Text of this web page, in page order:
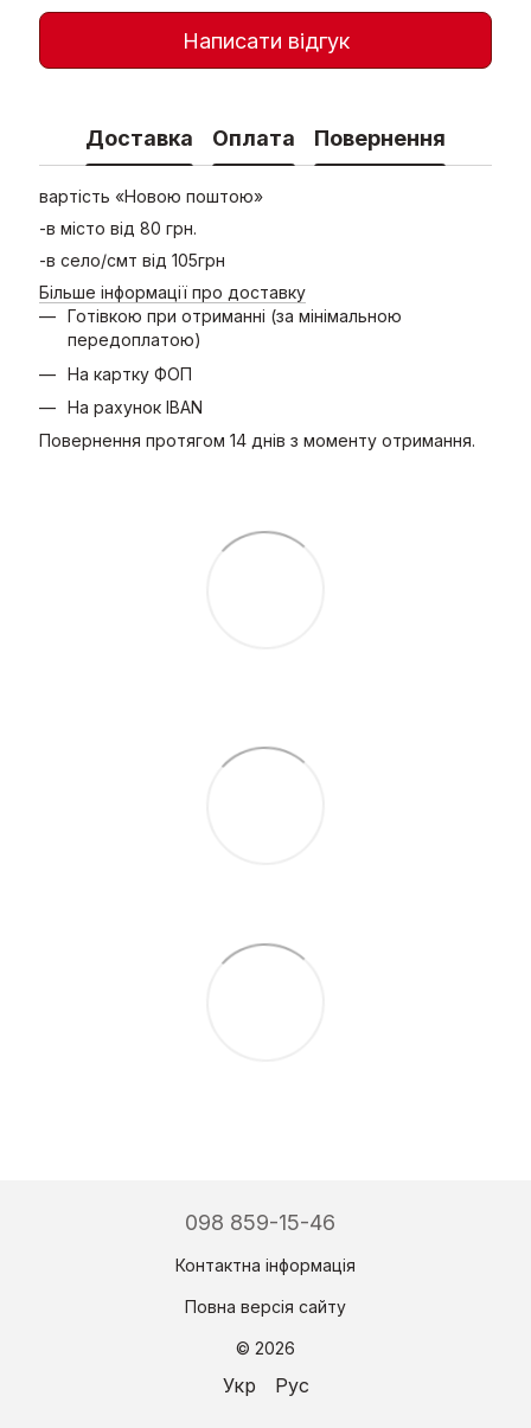
Написати відгук
Доставка Оплата Повернення
вартість «Новою поштою»
-в місто від 80 грн.
-в село/смт від 105грн
Більше інформації про доставку
Готівкою при отриманні (за мінімальною
передоплатою)
На картку ФОП
На рахунок IBAN
Повернення протягом 14 днів з моменту отримання.
098 859-15-46
Контактна інформація
Повна версія сайту
© 2026
Укр Рус